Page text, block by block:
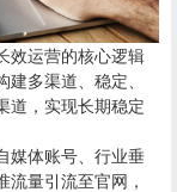
效运营的核心逻辑
多渠道、稳定、
道，实现长期稳定
媒体账号、行业垂
量引流至官网，